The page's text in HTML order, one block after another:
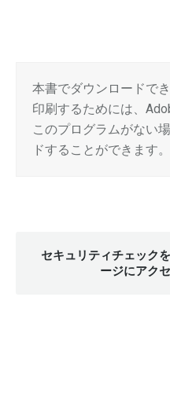
本書でダウンロードで
印刷するためには、
このプログラムがない
ドすることができます。
セキュリティチェック
ージにアク